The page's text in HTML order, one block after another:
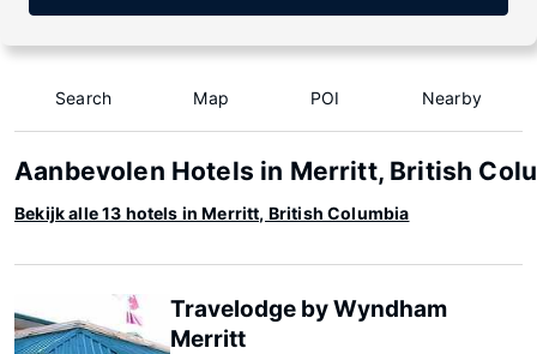
Search Map POI Nearby
Aanbevolen Hotels in Merritt, British
Bekijk alle 13 hotels in Merritt, British Columbia
Travelodge by Wyndham
Merritt